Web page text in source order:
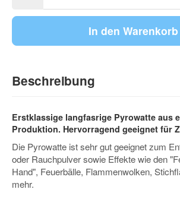
In den Warenkorb
Beschreibung
Erstklassige langfasrige Pyrowatte aus
Produktion. Hervorragend geeignet für
Die Pyrowatte ist sehr gut geeignet zum
oder Rauchpulver sowie Effekte wie den
Hand", Feuerbälle, Flammenwolken,
mehr.